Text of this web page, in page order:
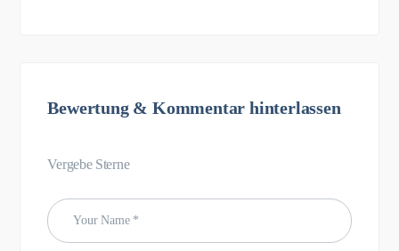
Bewertung & Kommentar hinterlassen
Vergebe Sterne